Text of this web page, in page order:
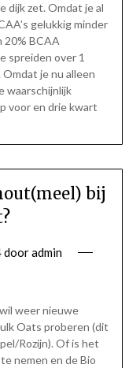
dijk zet. Omdat je al
gelukkig minder
20% BCAA
spreiden over 1
je nu alleen
waarschijnlijk
voor en drie kwart
bij
dooradmin
weer nieuwe
Oats proberen (dit
Rozijn). Of is het
nemen en de Bio